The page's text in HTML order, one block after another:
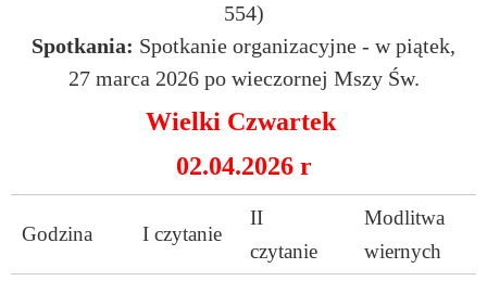
554)
Spotkania: Spotkanie organizacyjne - w piątek,
27 marca 2026 po wieczornej Mszy Św.
Wielki Czwartek
02.04.2026 r
Godzina I czytanie
II
czytanie
Modlitwa
wiernych